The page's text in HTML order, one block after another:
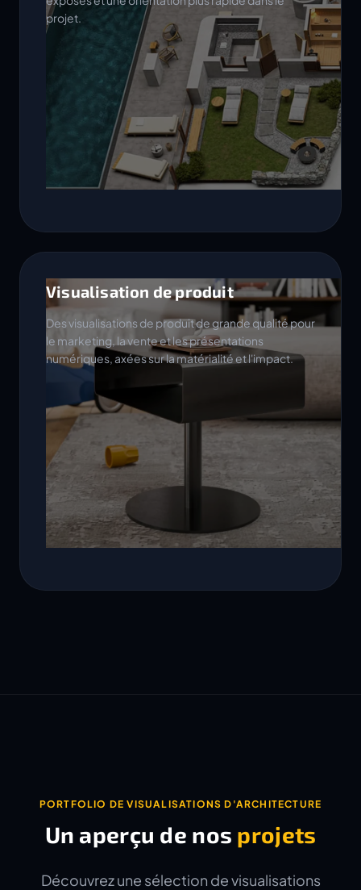
projet.
Visualisation de produit
Des visualisations de produit de grande qualité pour
le marketing, la vente et les présentations
numériques, axées sur la matérialité et l'impact.
PORTFOLIO DE VISUALISATIONS D'ARCHITECTURE
Un aperçu de nos projets
Découvrez une sélection de visualisations